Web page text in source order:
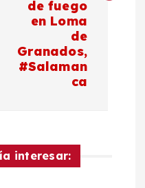
de fuego
en Loma
de
Granados,
#Salaman
ca
interesar: